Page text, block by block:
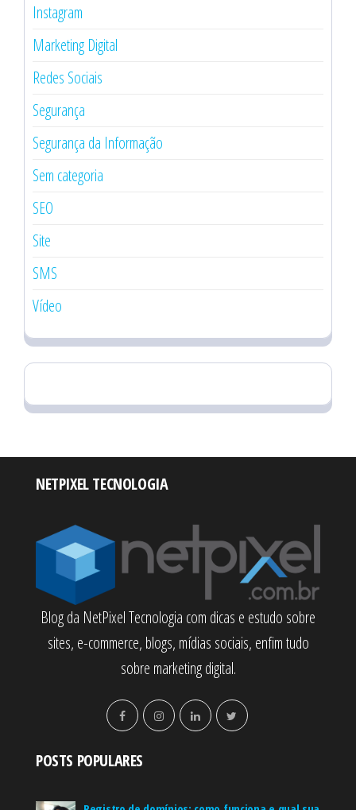
Instagram
Marketing Digital
Redes Sociais
Segurança
Segurança da Informação
Sem categoria
SEO
Site
SMS
Vídeo
NETPIXEL TECNOLOGIA
Blog da NetPixel Tecnologia com dicas e estudo sobre
sites, e-commerce, blogs, mídias sociais, enfim tudo
sobre marketing digital.
POSTS POPULARES